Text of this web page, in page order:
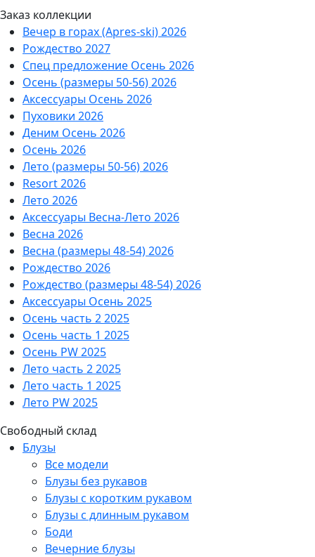
Заказ коллекции
Вечер в горах (Apres-ski) 2026
Рождество 2027
Спец предложение Осень 2026
Осень (размеры 50-56) 2026
Аксессуары Осень 2026
Пуховики 2026
Деним Осень 2026
Осень 2026
Лето (размеры 50-56) 2026
Resort 2026
Лето 2026
Аксессуары Весна-Лето 2026
Весна 2026
Весна (размеры 48-54) 2026
Рождество 2026
Рождество (размеры 48-54) 2026
Аксессуары Осень 2025
Осень часть 2 2025
Осень часть 1 2025
Осень PW 2025
Лето часть 2 2025
Лето часть 1 2025
Лето PW 2025
Свободный склад
Блузы
Все модели
Блузы без рукавов
Блузы с коротким рукавом
Блузы с длинным рукавом
Боди
Вечерние блузы